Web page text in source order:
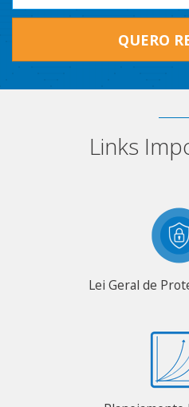
QUERO
Links
Lei Geral de